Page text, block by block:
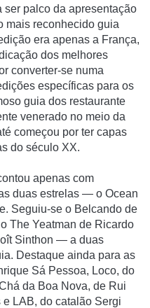
palco da apresentação
mais reconhecido guia
era apenas a França,
dos melhores
converter-se numa
específicas para os
guia dos restaurante
venerado no meio da
começou por ter capas
do século XX.
apenas com
duas estrelas — o Ocean
Seguiu-se o Belcando de
The Yeatman de Ricardo
Sinthon — a duas
Destaque ainda para as
Sá Pessoa, Loco, do
da Boa Nova, de Rui
LAB, do catalão Sergi